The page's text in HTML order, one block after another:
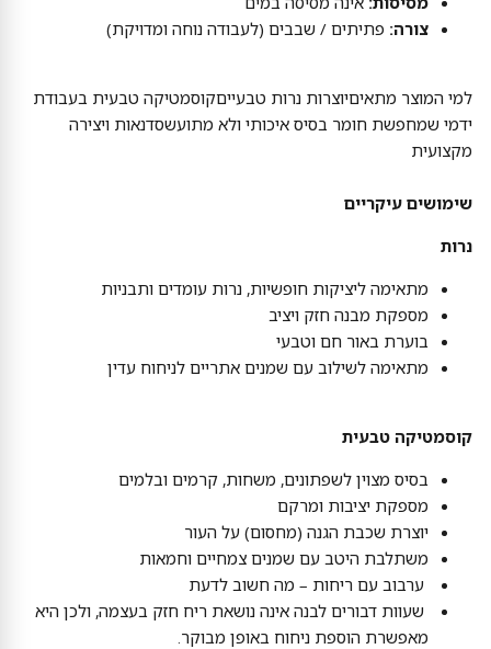
צורה: פתיתים / שבבים (לעבודה נוחה ומדויקת)
למי המוצר מתאיםיוצרות נרות טבעייםקוסמטיקה טבעית בעבודת
ידמי שמחפשת חומר בסיס איכותי ולא מתועשסדנאות ויצירה
מקצועית
שימושים עיקריים
נרות
מתאימה ליציקות חופשיות, נרות עומדים ותבניות
מספקת מבנה חזק ויציב
בוערת באור חם וטבעי
מתאימה לשילוב עם שמנים אתריים לניחוח עדין
קוסמטיקה טבעית
בסיס מצוין לשפתונים, משחות, קרמים ובלמים
מספקת יציבות ומרקם
יוצרת שכבת הגנה (מחסום) על העור
משתלבת היטב עם שמנים צמחיים וחמאות
ערבוב עם ריחות – מה חשוב לדעת
שעוות דבורים לבנה אינה נושאת ריח חזק בעצמה, ולכן היא
מאפשרת הוספת ניחוח באופן מבוקר.